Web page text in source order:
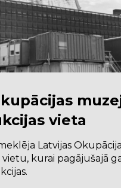
vieta
Latvijas
kurai pagājušajā